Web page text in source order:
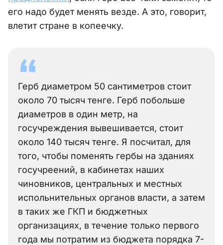
его надо будет менять везде. А это, говорит,
влетит стране в копеечку.
Герб диаметром 50 сантиметров стоит
около 70 тысяч тенге. Герб побольше
диаметров в один метр, на
госучреждения вывешивается, стоит
около 140 тысяч тенге. Я посчитал, для
того, чтобы поменять гербы на зданиях
госучреений, в кабинетах наших
чиновников, центральных и местных
испольнительных органов власти, а затем
в таких же ГКП и бюджетных
организациях, в течение только первого
года мы потратим из бюджета порядка 7-